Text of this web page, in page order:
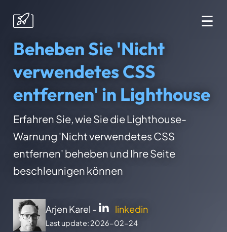
☰
Beheben Sie 'Nicht
verwendetes CSS
entfernen' in Lighthouse
Erfahren Sie, wie Sie die Lighthouse-
Warnung 'Nicht verwendetes CSS
entfernen' beheben und Ihre Seite
beschleunigen können
Arjen Karel - linkedin
Last update: 2026-02-24